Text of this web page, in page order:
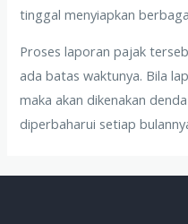
tinggal menyiapkan
Proses laporan pajak
ada batas waktunya. Bila
maka akan dikenakan
diperbaharui setiap